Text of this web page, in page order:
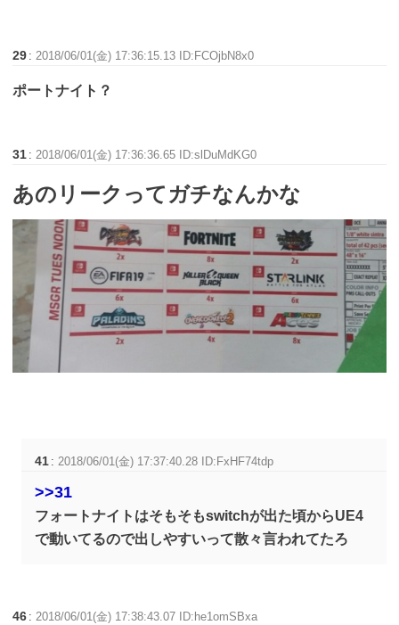
29 : 2018/06/01(金) 17:36:15.13 ID:FCOjbN8x0
ポートナイト？
31 : 2018/06/01(金) 17:36:36.65 ID:slDuMdKG0
あのリークってガチなんかな
41 :2018/06/01(金) 17:37:40.28 ID:FxHF74tdp
>>31
フォートナイトはそもそもswitchが出た頃からUE4
で動いてるので出しやすいって散々言われてたろ
46 :2018/06/01(金) 17:38:43.07 ID:he1omSBxa